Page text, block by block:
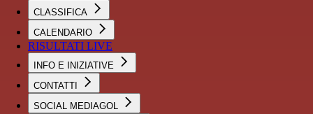
CLASSIFICA
CALENDARIO
RISULTATI LIVE
INFO E INIZIATIVE
CONTATTI
SOCIAL MEDIAGOL